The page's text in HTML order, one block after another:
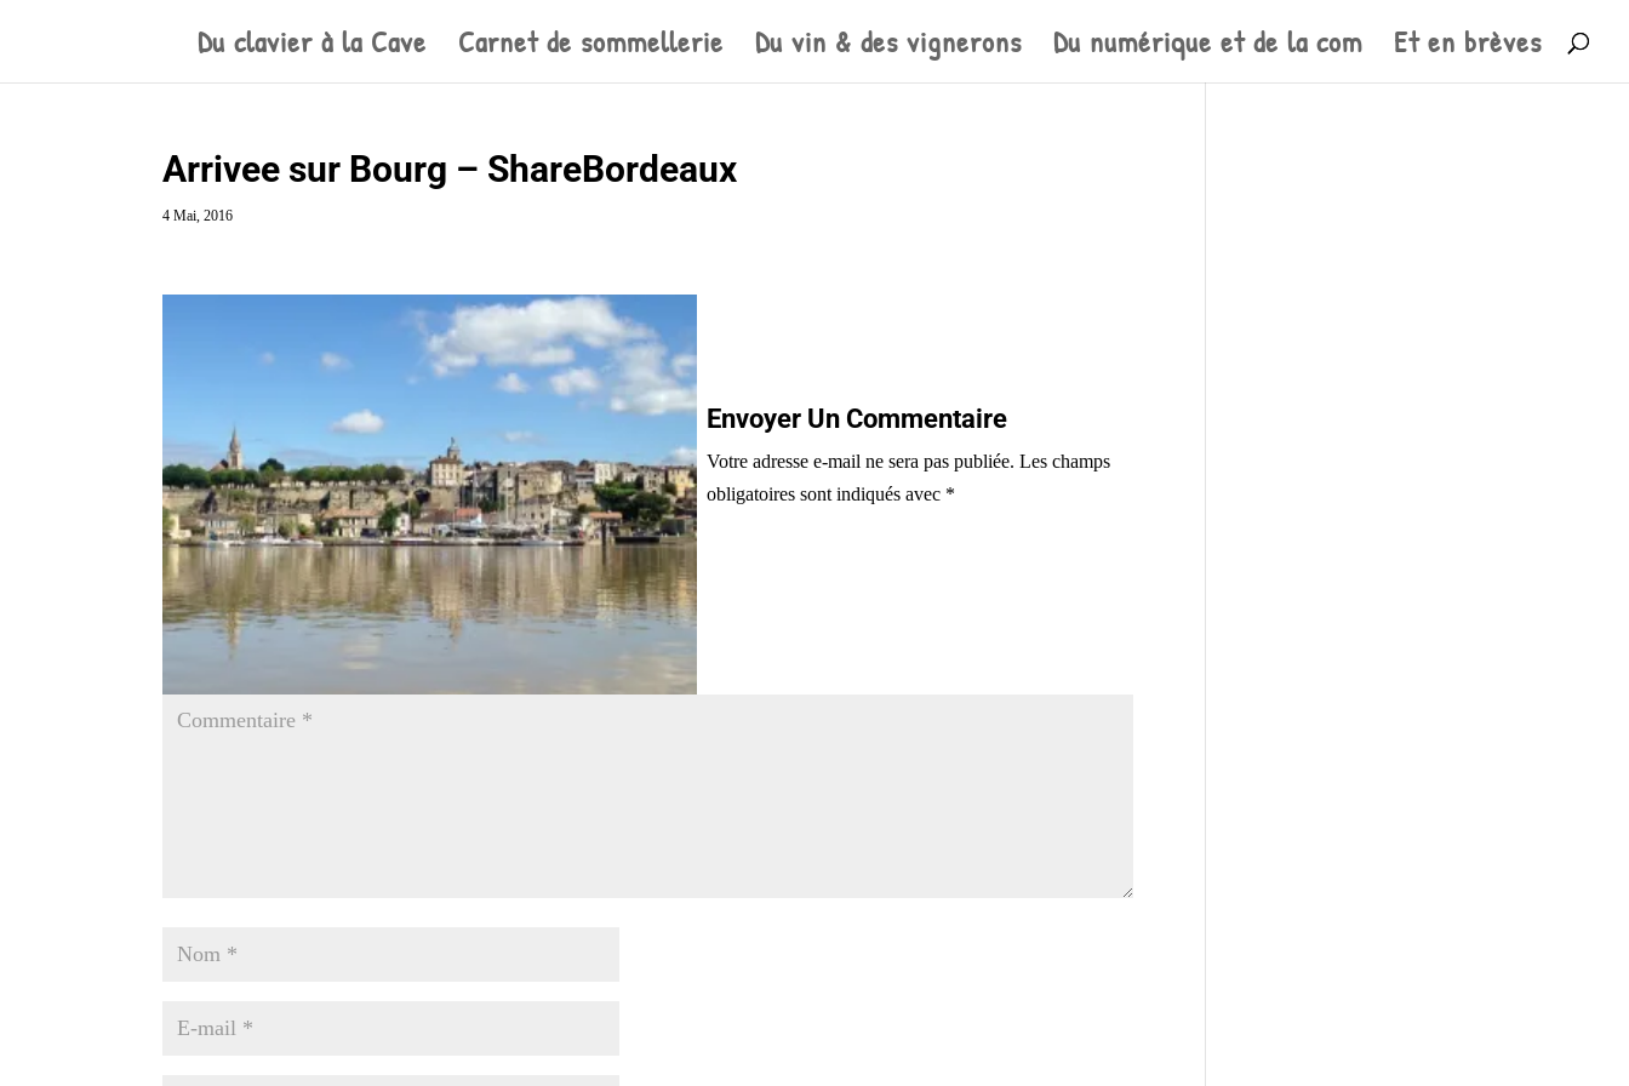
Du clavier à la Cave Carnet de sommellerie Du vin & des vignerons Du numérique et de la com Et en brèves
Arrivee sur Bourg – ShareBordeaux
4 Mai, 2016
Envoyer Un Commentaire
Votre adresse e-mail ne sera pas publiée. Les champs
obligatoires sont indiqués avec *